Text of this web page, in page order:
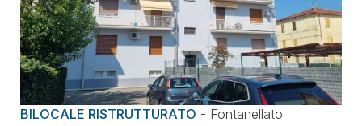
BILOCALE RISTRUTTURATO - Fontanellato